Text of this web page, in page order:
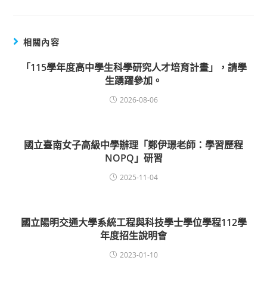
相關內容
「115學年度高中學生科學研究人才培育計畫」，請學
生踴躍參加。
2026-08-06
國立臺南女子高級中學辦理「鄭伊璟老師：學習歷程
NOPQ」研習
2025-11-04
國立陽明交通大學系統工程與科技學士學位學程112學
年度招生說明會
2023-01-10